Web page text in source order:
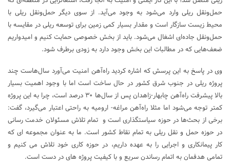
حمل‌ونقل ریلی وارد می‌شود به وجود می‌آید. از سوی دیگر حمل‌ونقل ریلی با
محیط زیست سازگار است و مقدار بسیار کمی زمین برای توسعه ریلی در مقایسه با
حمل‌ونقل جاده‌ای اشغال می‌شود. باید از بخش خصوصی حمایت کنیم و امیدواریم
ضعف‌هایی که در مطالبات این بخش وجود دارد به زودی برطرف شود.
وی در پاسخ به این پرسش که اشاره کردید راه‌آهن امنیت می‌آورد سال‌هاست چند
پروژه ریلی در جنوب شرق کشور در حال ساخت است اما با وجود اهمیت بسیار
بالا پیشرفت راه‌آهن چابهار-زاهدان پس از سال‌ها ۳۰ درصد است، چرا به این پروژه
کمتر توجه می‌شود اما مثلا راه‌آهن مراغه- ارومیه به راحتی اعتبار می‌گیرد، گفت:
برخی از بحث‌ها در حوزه سیاستگذاری است و تمام تلاش مسئولان خدمت رسانی
در حوزه حمل و نقل ریلی به تمام نقاط کشور است. ما به عنوان مجموعه ای که
کار پیمانکاری و اجرایی را به عهده داریم، در حوزه کاری خود تلاش می کنیم و
تمامی هدفمان به اتمام رساندن سریع و با کیفیت پروژه های در دست است.